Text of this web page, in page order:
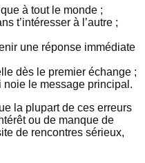
à tout le monde ;
t’intéresser à l’autre ;
une réponse immédiate
dès le premier échange ;
noie le message principal.
la plupart de ces erreurs
ou de manque de
de rencontres sérieux,